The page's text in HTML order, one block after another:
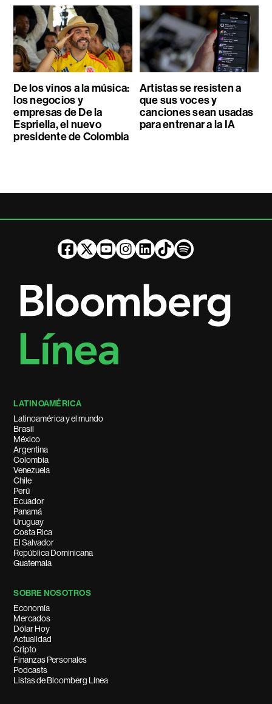
De los vinos a la música:
los negocios y
empresas de De la
Espriella, el nuevo
presidente de Colombia
Artistas se resisten a
que sus voces y
canciones sean usadas
para entrenar a la IA
LATINOAMÉRICA
Latinoamérica y el mundo
Brasil
México
Argentina
Colombia
Venezuela
Chile
Perú
Ecuador
Panamá
Uruguay
Costa Rica
El Salvador
República Dominicana
Guatemala
SOBRE NOSOTROS
Economía
Mercados
Dólar Hoy
Actualidad
Cripto
Finanzas Personales
Podcasts
Listas de Bloomberg Línea